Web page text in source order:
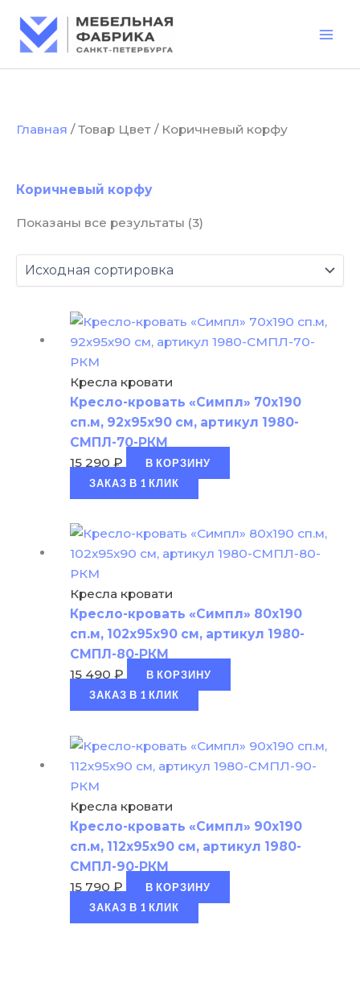
содержимому
Главная / Товар Цвет / Коричневый корфу
Коричневый корфу
Показаны все результаты (3)
Кресла кровати
Кресло-кровать «Симпл» 70х190
сп.м, 92х95х90 см, артикул 1980-
СМПЛ-70-РКМ
15 290 ₽
В КОРЗИНУ
ЗАКАЗ В 1 КЛИК
Кресла кровати
Кресло-кровать «Симпл» 80х190
сп.м, 102х95х90 см, артикул 1980-
СМПЛ-80-РКМ
15 490 ₽
В КОРЗИНУ
ЗАКАЗ В 1 КЛИК
Кресла кровати
Кресло-кровать «Симпл» 90х190
сп.м, 112х95х90 см, артикул 1980-
СМПЛ-90-РКМ
15 790 ₽
В КОРЗИНУ
ЗАКАЗ В 1 КЛИК